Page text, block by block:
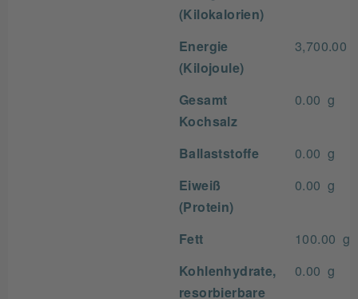
(Kilokalorien)
Energie
(Kilojoule)
3,700.00
Gesamt
Kochsalz
0.00 g
Ballaststoffe 0.00 g
Eiweiß
(Protein)
0.00 g
Fett 100.00 g
Kohlenhydrate,
resorbierbare
0.00 g